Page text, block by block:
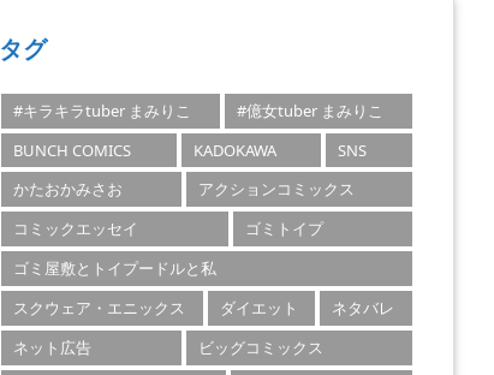
ー
タグ
#キラキラtuber まみりこ
#億女tuber まみりこ
BUNCH COMICS
KADOKAWA
SNS
かたおかみさお
アクションコミックス
コミックエッセイ
ゴミトイプ
ゴミ屋敷とトイプードルと私
スクウェア・エニックス
ダイエット
ネタバレ
ネット広告
ビッグコミックス